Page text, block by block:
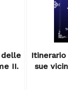
delle
II.
sue